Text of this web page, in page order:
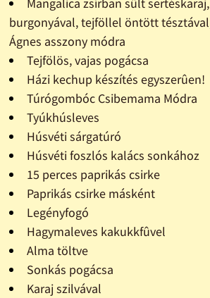
Mangalica zsírban sült
burgonyával, tejföllel öntött
Ágnes asszony módra
Tejfölös, vajas pogácsa
Házi kechup készítés egyszerûen!
Túrógombóc Csibemama Módra
Tyúkhúsleves
Húsvéti sárgatúró
Húsvéti foszlós kalács sonkához
15 perces paprikás csirke
Paprikás csirke másként
Legényfogó
Hagymaleves kakukkfûvel
Alma töltve
Sonkás pogácsa
Karaj szilvával